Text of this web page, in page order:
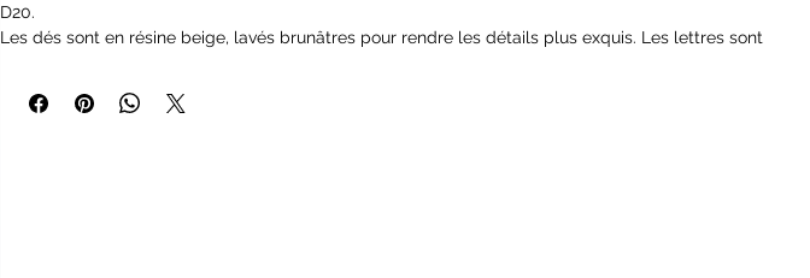
D20.
Les dés sont en résine beige, lavés brunâtres pour rendre les détails plus exquis. Les lettres sont